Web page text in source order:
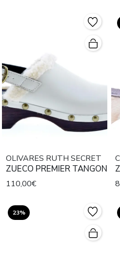
OLIVARES RUTH SECRET
ZUECO PREMIER TANGON
110,00€
23%